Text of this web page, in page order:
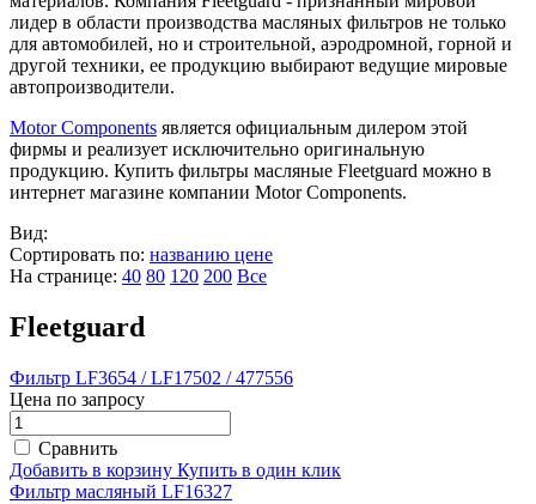
лидер в области производства масляных фильтров не только
для автомобилей, но и строительной, аэродромной, горной и
другой техники, ее продукцию выбирают ведущие мировые
автопроизводители.
Motor Components является официальным дилером этой
фирмы и реализует исключительно оригинальную
продукцию. Купить фильтры масляные Fleetguard можно в
интернет магазине компании Motor Components.
Вид:
Сортировать по: названию цене
На странице: 40 80 120 200 Все
Fleetguard
Фильтр LF3654 / LF17502 / 477556
Цена по запросу
Сравнить
Добавить в корзину Купить в один клик
Фильтр масляный LF16327